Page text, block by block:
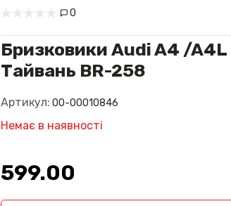
0
Бризковики Audi A4 /A4L
Тайвань BR-258
Артикул: 00-00010846
Немає в наявності
599.00₴